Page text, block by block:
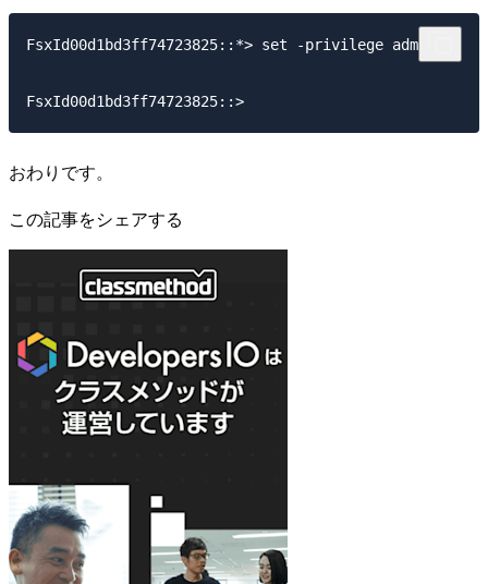
FsxId00d1bd3ff74723825::*> set -privilege admin
おわりです。
この記事をシェアする